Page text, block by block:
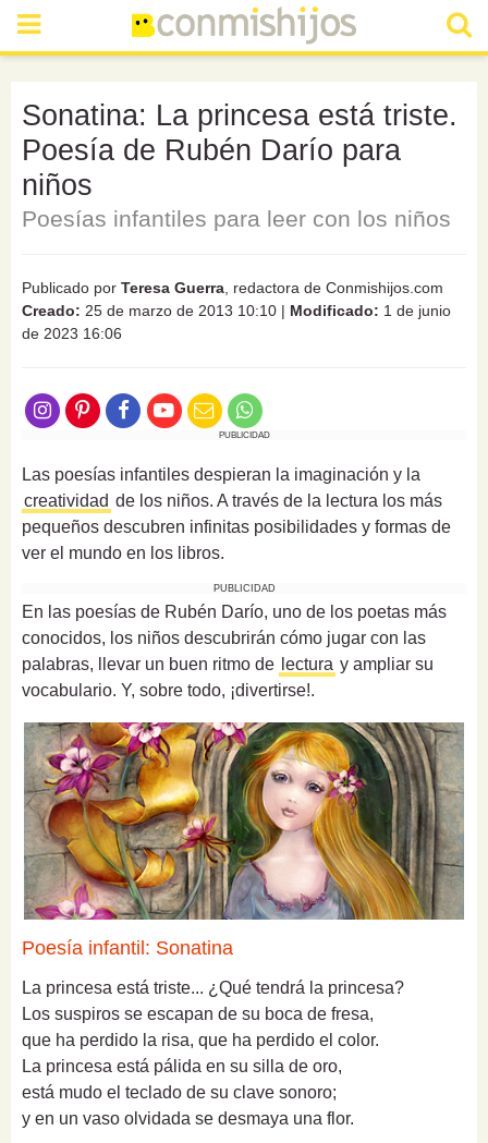
Sonatina: La princesa está triste.
Poesía de Rubén Darío para
niños
Poesías infantiles para leer con los niños
Publicado por Teresa Guerra , redactora de Conmishijos.com
Creado: 25 de marzo de 2013 10:10 | Modificado: 1 de junio
de 2023 16:06
PUBLICIDAD
Las poesías infantiles despieran la imaginación y la
creatividad de los niños. A través de la lectura los más
pequeños descubren infinitas posibilidades y formas de
ver el mundo en los libros.
PUBLICIDAD
En las poesías de Rubén Darío, uno de los poetas más
conocidos, los niños descubrirán cómo jugar con las
palabras, llevar un buen ritmo de lectura y ampliar su
vocabulario. Y, sobre todo, ¡divertirse!.
Poesía infantil: Sonatina
La princesa está triste... ¿Qué tendrá la princesa?
Los suspiros se escapan de su boca de fresa,
que ha perdido la risa, que ha perdido el color.
La princesa está pálida en su silla de oro,
está mudo el teclado de su clave sonoro;
y en un vaso olvidada se desmaya una flor.